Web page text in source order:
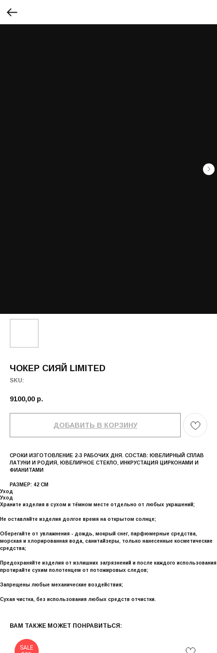
ЧОКЕР СИЯЙ LIMITED
SKU:
9100,00 р.
ДОБАВИТЬ В КОРЗИНУ
СРОКИ ИЗГОТОВЛЕНИЕ 2-3 РАБОЧИХ ДНЯ. СОСТАВ: ЮВЕЛИРНЫЙ СПЛАВ
ЛАТУНИ И РОДИЯ, ЮВЕЛИРНОЕ СТЕКЛО, ИНКРУСТАЦИЯ ЦИРКОНАМИ И
ФИАНИТАМИ
РАЗМЕР: 42 СМ
Уход
Уход
Храните изделия в сухом и тёмном месте отдельно от любых украшений;
Не оставляйте изделия долгое время на открытом солнце;
Оберегайте от увлажнения - дождь, мокрый снег, парфюмерные средства,
морская и хлорированная вода, санитайзеры, только нанесенные косметические
средства;
Предохраняйте изделия от излишних загрязнений и после каждого использования
протирайте сухим полотенцем от потожировых следов;
Запрещены любые механические воздействия;
Сухая чистка, без использования любых средств отчистки.
ВАМ ТАКЖЕ МОЖЕТ ПОНРАВИТЬСЯ:
SALE